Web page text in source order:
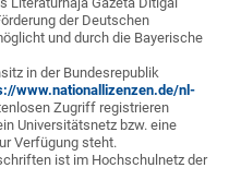
der Deutschen
und durch die Bayerische
in der Bundesrepublik
www.nationallizenzen.de/nl-
Zugriff registrieren
Universitätsnetz bzw. eine
Verfügung steht.
ist im Hochschulnetz der